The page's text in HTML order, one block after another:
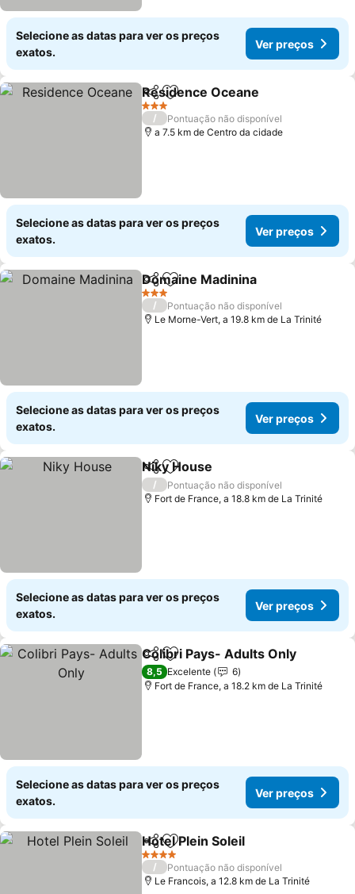
Selecione as datas para ver os preços
exatos.
Ver preços
PartilharAdicionar aos favoritos
Residence Oceane
3 Estrelas
/
Pontuação não disponível
a 7.5 km de Centro da cidade
Selecione as datas para ver os preços
exatos.
Ver preços
PartilharAdicionar aos favoritos
Domaine Madinina
3 Estrelas
/
Pontuação não disponível
Le Morne-Vert, a 19.8 km de La Trinité
Selecione as datas para ver os preços
exatos.
Ver preços
PartilharAdicionar aos favoritos
Niky House
/
Pontuação não disponível
Fort de France, a 18.8 km de La Trinité
Selecione as datas para ver os preços
exatos.
Ver preços
PartilharAdicionar aos favoritos
Colibri Pays- Adults Only
8,5 Excelente
6
Fort de France, a 18.2 km de La Trinité
Selecione as datas para ver os preços
exatos.
Ver preços
PartilharAdicionar aos favoritos
Hotel Plein Soleil
4 Estrelas
/
Pontuação não disponível
Le Francois, a 12.8 km de La Trinité